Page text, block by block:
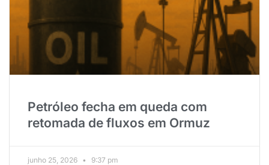
Petróleo fecha em queda com
retomada de fluxos em Ormuz
junho 25, 2026 9:37 pm